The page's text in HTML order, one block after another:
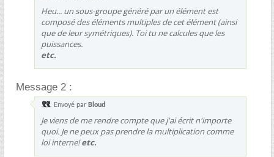
Heu... un sous-groupe généré par un élément est
composé des éléments multiples de cet élément (ainsi
que de leur symétriques). Toi tu ne calcules que les
puissances.
etc.
Message 2 :
Envoyé par Bloud
Je viens de me rendre compte que j'ai écrit n'importe
quoi. Je ne peux pas prendre la multiplication comme
loi interne!etc.